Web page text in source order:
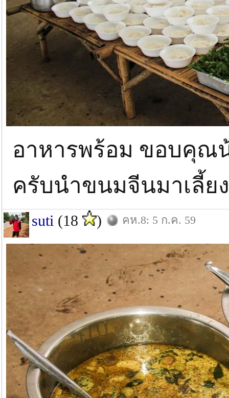
อาหารพร้อม ขอบคุณ
ครับนำขนมจีนมาเลี้ย
suti (18 ) คห.8: 5 ก.ค. 59